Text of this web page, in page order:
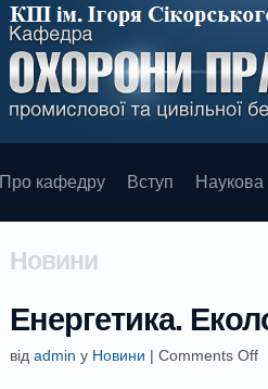
Про кафедру Вступ Наукова
Новини
Енергетика.
від admin у Новини | Comments Off